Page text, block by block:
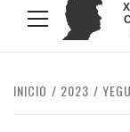
Menú
principal
INICIO 2023